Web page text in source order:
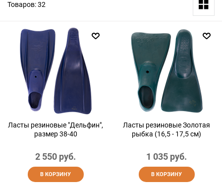
Товаров: 32
Ласты резиновые "Дельфин",
размер 38-40
2 550 руб.
В КОРЗИНУ
Ласты резиновые Золотая
рыбка (16,5 - 17,5 см)
1 035 руб.
В КОРЗИНУ